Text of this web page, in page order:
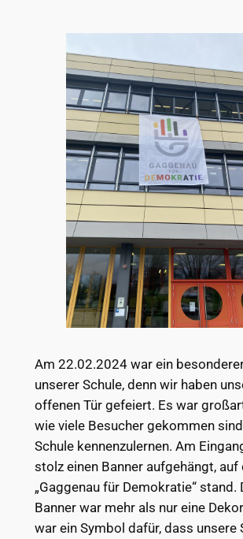
Am 22.02.2024 war ein
unserer Schule, denn wir haben
offenen Tür gefeiert. Es war
wie viele Besucher gekommen
Schule kennenzulernen. Am
stolz einen Banner aufgehängt, auf
„Gaggenau für Demokratie“ stand.
Banner war mehr als nur eine
war ein Symbol dafür, dass unsere